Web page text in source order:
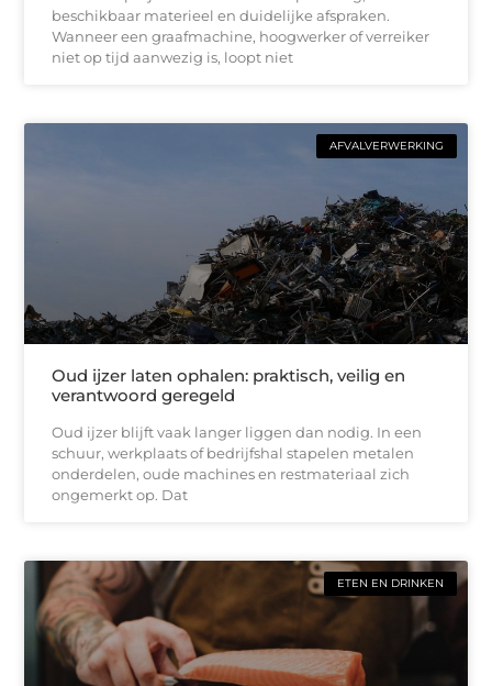
beschikbaar materieel en duidelijke afspraken.
Wanneer een graafmachine, hoogwerker of verreiker
niet op tijd aanwezig is, loopt niet
AFVALVERWERKING
Oud ijzer laten ophalen: praktisch, veilig en
verantwoord geregeld
Oud ijzer blijft vaak langer liggen dan nodig. In een
schuur, werkplaats of bedrijfshal stapelen metalen
onderdelen, oude machines en restmateriaal zich
ongemerkt op. Dat
ETEN EN DRINKEN